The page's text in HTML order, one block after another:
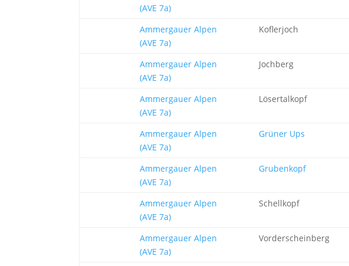
(AVE 7a)
Ammergauer Alpen
(AVE 7a)
Koflerjoch
Ammergauer Alpen
(AVE 7a)
Jochberg
Ammergauer Alpen
(AVE 7a)
Lösertalkopf
Ammergauer Alpen
(AVE 7a)
Grüner Ups
Ammergauer Alpen
(AVE 7a)
Grubenkopf
Ammergauer Alpen
(AVE 7a)
Schellkopf
Ammergauer Alpen
(AVE 7a)
Vorderscheinberg